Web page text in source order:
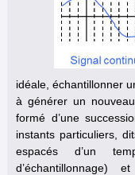
idéale, échantillonner
à générer un
formé d’une
instants particuliers,
espacés d’un